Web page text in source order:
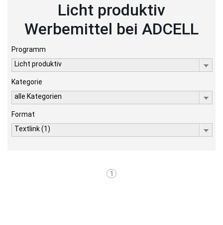
Licht produktiv
Werbemittel bei ADCELL
Programm
Licht produktiv
Kategorie
alle Kategorien
Format
Textlink (1)
1